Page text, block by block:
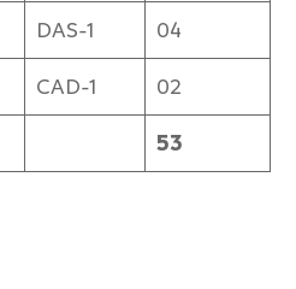
DAS-1 04
CAD-1 02
53